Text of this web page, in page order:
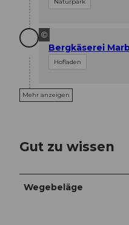
Naturpark
©
Bergkäserei
Hofladen
Mehr anzeigen
Gut zu wissen
Wegebeläge